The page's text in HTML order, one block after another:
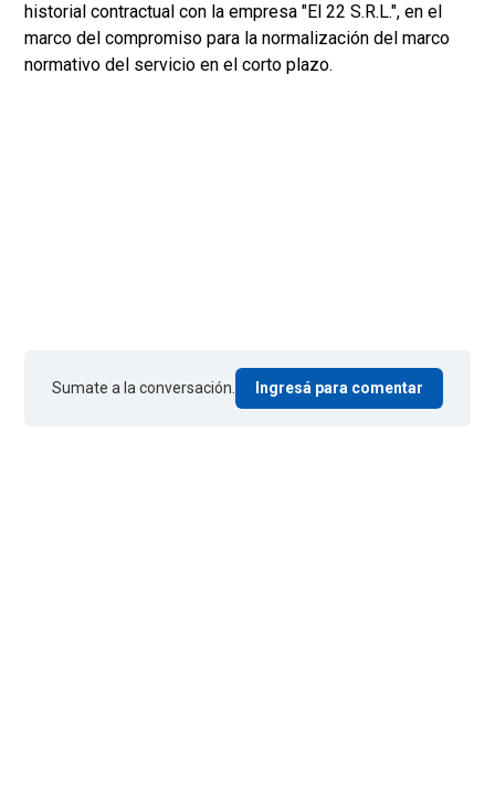
historial contractual con la empresa "El 22 S.R.L.", en el
marco del compromiso para la normalización del marco
normativo del servicio en el corto plazo.
Sumate a la conversación. Ingresá para comentar